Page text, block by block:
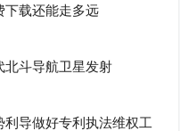
下载还能走多远
北斗导航卫星发射
利导做好专利执法维权工